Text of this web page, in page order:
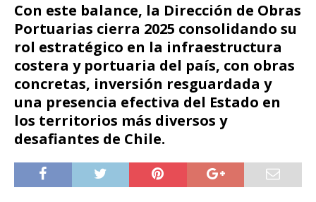
Con este balance, la Dirección de Obras
Portuarias cierra 2025 consolidando su
rol estratégico en la infraestructura
costera y portuaria del país, con obras
concretas, inversión resguardada y
una presencia efectiva del Estado en
los territorios más diversos y
desafiantes de Chile.